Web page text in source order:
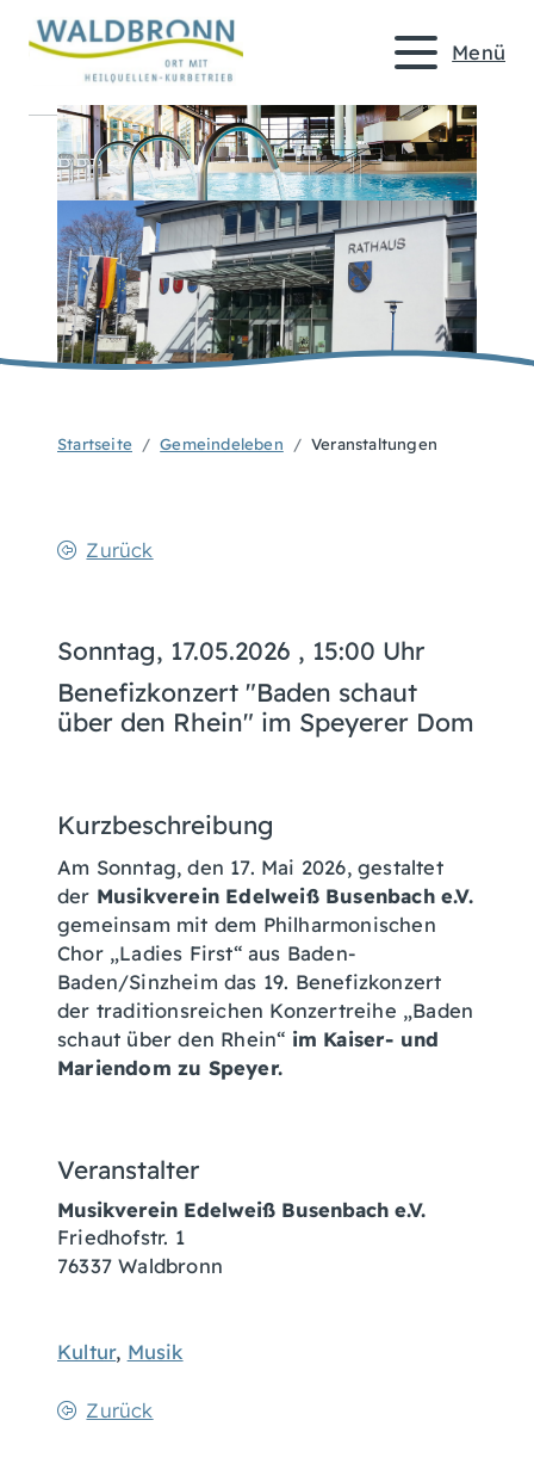
Menü
Startseite Gemeindeleben Veranstaltungen
Zurück
Sonntag, 17.05.2026 , 15:00 Uhr
Benefizkonzert "Baden schaut
über den Rhein" im Speyerer Dom
Kurzbeschreibung
Am Sonntag, den 17. Mai 2026, gestaltet
der Musikverein Edelweiß Busenbach e.V.
gemeinsam mit dem Philharmonischen
Chor „Ladies First“ aus Baden-
Baden/Sinzheim das 19. Benefizkonzert
der traditionsreichen Konzertreihe „Baden
schaut über den Rhein“ im Kaiser- und
Mariendom zu Speyer.
Veranstalter
Musikverein Edelweiß Busenbach e.V.
Friedhofstr. 1
76337 Waldbronn
Kultur, Musik
Zurück